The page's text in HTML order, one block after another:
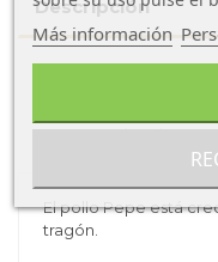
Descripción
Sobre Editorial SM
El pollo Pepe está
tragón.
Más información